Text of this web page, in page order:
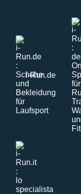
i-Run.de